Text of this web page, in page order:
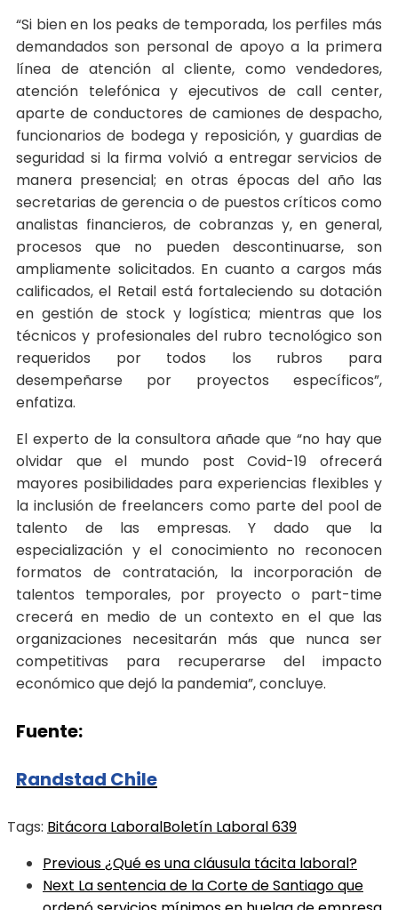
“Si bien en los peaks de temporada, los perfiles más
demandados son personal de apoyo a la primera
línea de atención al cliente, como vendedores,
atención telefónica y ejecutivos de call center,
aparte de conductores de camiones de despacho,
funcionarios de bodega y reposición, y guardias de
seguridad si la firma volvió a entregar servicios de
manera presencial; en otras épocas del año las
secretarias de gerencia o de puestos críticos como
analistas financieros, de cobranzas y, en general,
procesos que no pueden descontinuarse, son
ampliamente solicitados. En cuanto a cargos más
calificados, el Retail está fortaleciendo su dotación
en gestión de stock y logística; mientras que los
técnicos y profesionales del rubro tecnológico son
requeridos por todos los rubros para
desempeñarse por proyectos específicos”,
enfatiza.
El experto de la consultora añade que “no hay que
olvidar que el mundo post Covid-19 ofrecerá
mayores posibilidades para experiencias flexibles y
la inclusión de freelancers como parte del pool de
talento de las empresas. Y dado que la
especialización y el conocimiento no reconocen
formatos de contratación, la incorporación de
talentos temporales, por proyecto o part-time
crecerá en medio de un contexto en el que las
organizaciones necesitarán más que nunca ser
competitivas para recuperarse del impacto
económico que dejó la pandemia”, concluye.
Fuente:
Randstad Chile
Tags: Bitácora LaboralBoletín Laboral 639
Previous¿Qué es una cláusula tácita laboral?
Next La sentencia de la Corte de Santiago que